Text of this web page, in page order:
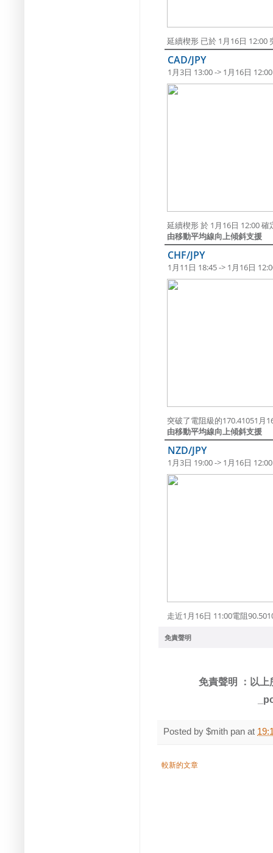
延續楔形 已於 1月16日 12:00
CAD/JPY
1月3日 13:00 -> 1月16日 12:00
延續楔形 於 1月16日 12:00
由移動平均線向上傾斜支援
CHF/JPY
1月11日 18:45 -> 1月16日
突破了電阻級的170.41051月
由移動平均線向上傾斜支援
NZD/JPY
1月3日 19:00 -> 1月16日 12:00
走近1月16日 11:00電阻
免責聲明
免責聲明 ：以
Posted by $mith pan at
較新的文章